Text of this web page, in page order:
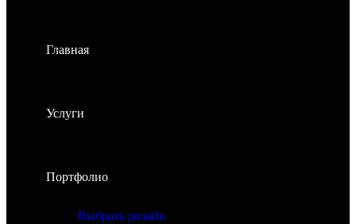
Главная
Услуги
Портфолио
Выбрать дизайн